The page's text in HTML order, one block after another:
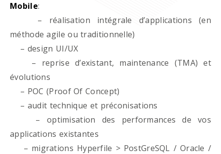
Mobile:
– réalisation intégrale d’applications (en
méthode agile ou traditionnelle)
– design UI/UX
– reprise d’existant, maintenance (TMA) et
évolutions
– POC (Proof Of Concept)
– audit technique et préconisations
– optimisation des performances de vos
applications existantes
– migrations Hyperfile > PostGreSQL / Oracle /